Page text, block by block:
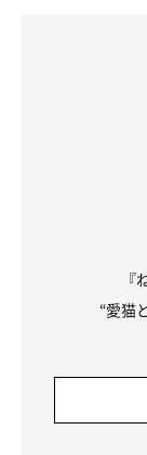
ードの種類だけ
健康診断を受け
のひとつといえ
康診断を受ける
参考／「ねこの
が大集合！リア
どうぶつ病院獣
イラスト／松林
“愛猫